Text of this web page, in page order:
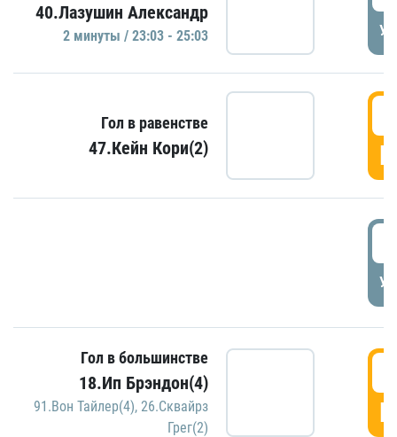
40.Лазушин Александр
2 минуты / 23:03 - 25:03
Гол в равенстве
47.Кейн Кори(2)
Гол в большинстве
18.Ип Брэндон(4)
91.Вон Тайлер(4), 26.Сквайрз
Грег(2)